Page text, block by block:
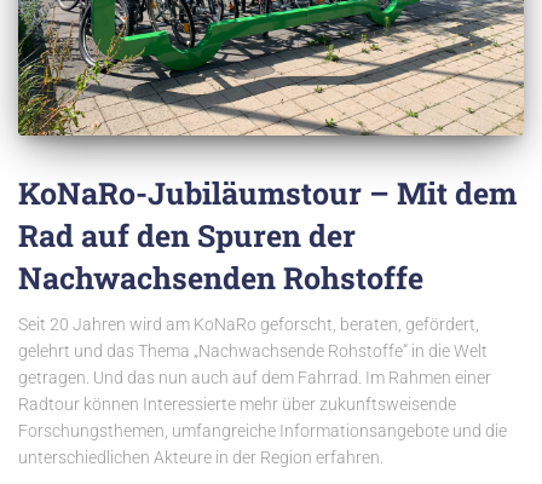
KoNaRo-Jubiläumstour – Mit dem
Rad auf den Spuren der
Nachwachsenden Rohstoffe
Seit 20 Jahren wird am KoNaRo geforscht, beraten, gefördert,
gelehrt und das Thema „Nachwachsende Rohstoffe“ in die Welt
getragen. Und das nun auch auf dem Fahrrad. Im Rahmen einer
Radtour können Interessierte mehr über zukunftsweisende
Forschungsthemen, umfangreiche Informationsangebote und die
unterschiedlichen Akteure in der Region erfahren.